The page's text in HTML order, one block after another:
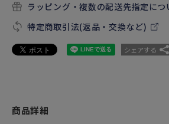
ラッピング・複数の配送先指定につ
特定商取引法(返品・交換など)
シェアする
商品詳細